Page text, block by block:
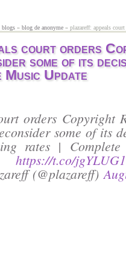
blogs» blog de anonyme» plazareff: appeals
court orders
some of its
Update
orders Copyright
some of its
rates | Complete
https://t.co/
(@plazareff)